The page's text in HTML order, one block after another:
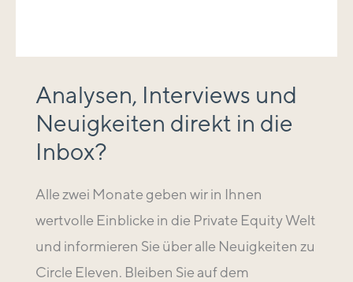
Analysen, Interviews und
Neuigkeiten direkt in die
Inbox?
Alle zwei Monate geben wir in Ihnen
wertvolle Einblicke in die Private Equity Welt
und informieren Sie über alle Neuigkeiten zu
Circle Eleven. Bleiben Sie auf dem